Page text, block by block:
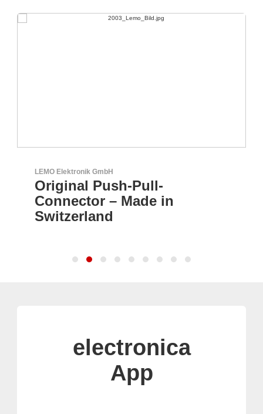
Aker Technology Co., Ltd.
AKER: Wo Präzision auf
Zuverlässigkeit trifft
electronica
App